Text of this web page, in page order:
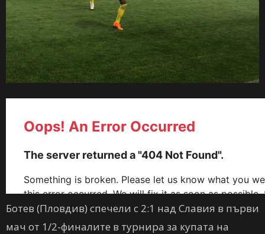
Ботев (Пловдив) спечели с 2:1 над Славия в първи
мач от 1/2-финалите в турнира за купата на